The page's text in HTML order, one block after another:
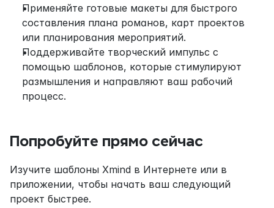
Применяйте готовые макеты для быстрого
составления плана романов, карт проектов
или планирования мероприятий.
Поддерживайте творческий импульс с
помощью шаблонов, которые стимулируют
размышления и направляют ваш рабочий
процесс.
Попробуйте прямо сейчас
Изучите шаблоны Xmind в Интернете или в
приложении, чтобы начать ваш следующий
проект быстрее.